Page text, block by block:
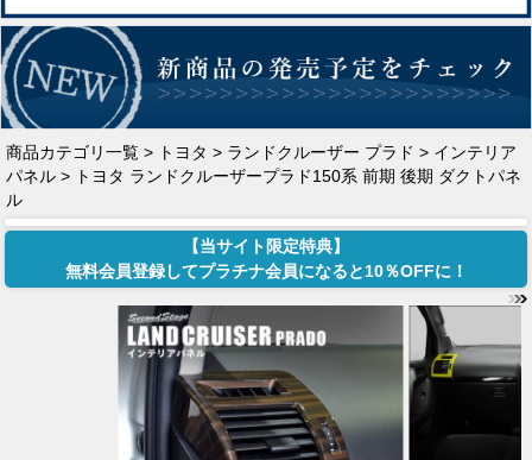
商品カテゴリ一覧 > トヨタ > ランドクルーザー プラド > インテリア
パネル > トヨタ ランドクルーザープラド150系 前期 後期 ダクトパネ
ル
【当サイト限定特典】
無料会員登録してプラチナ会員になると10％OFFに！